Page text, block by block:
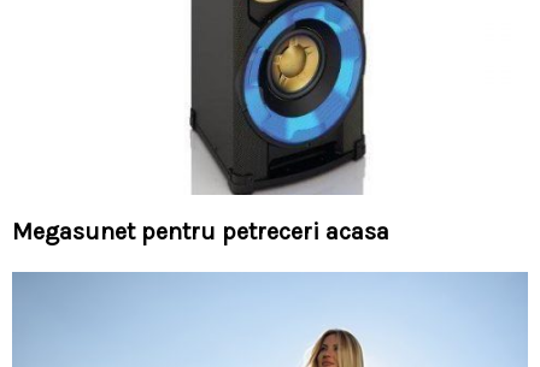
Megasunet pentru petreceri acasa